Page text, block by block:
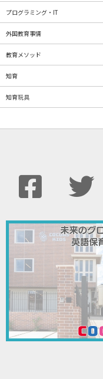
プログラミング・IT
外国教育事情
教育メソッド
知育
知育玩具